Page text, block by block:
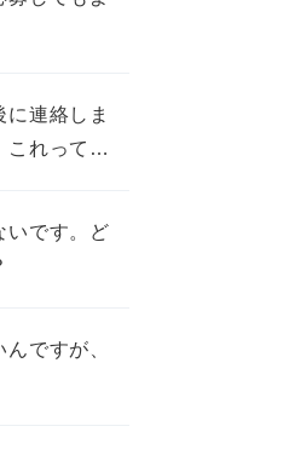
連絡しま
これって不
いです。ど
ですが、